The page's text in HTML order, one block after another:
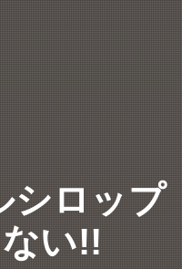
シロップ
い!!